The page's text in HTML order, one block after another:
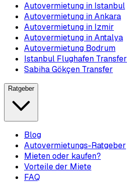
Autovermietung in Istanbul
Autovermietung in Ankara
Autovermietung in Izmir
Autovermietung in Antalya
Autovermietung Bodrum
Istanbul Flughafen Transfer
Sabiha Gökçen Transfer
Ratgeber
Blog
Autovermietungs-Ratgeber
Mieten oder kaufen?
Vorteile der Miete
FAQ